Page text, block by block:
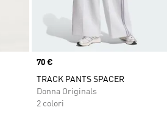
Price
70 €
TRACK PANTS SPACER
Donna Originals
2 colori